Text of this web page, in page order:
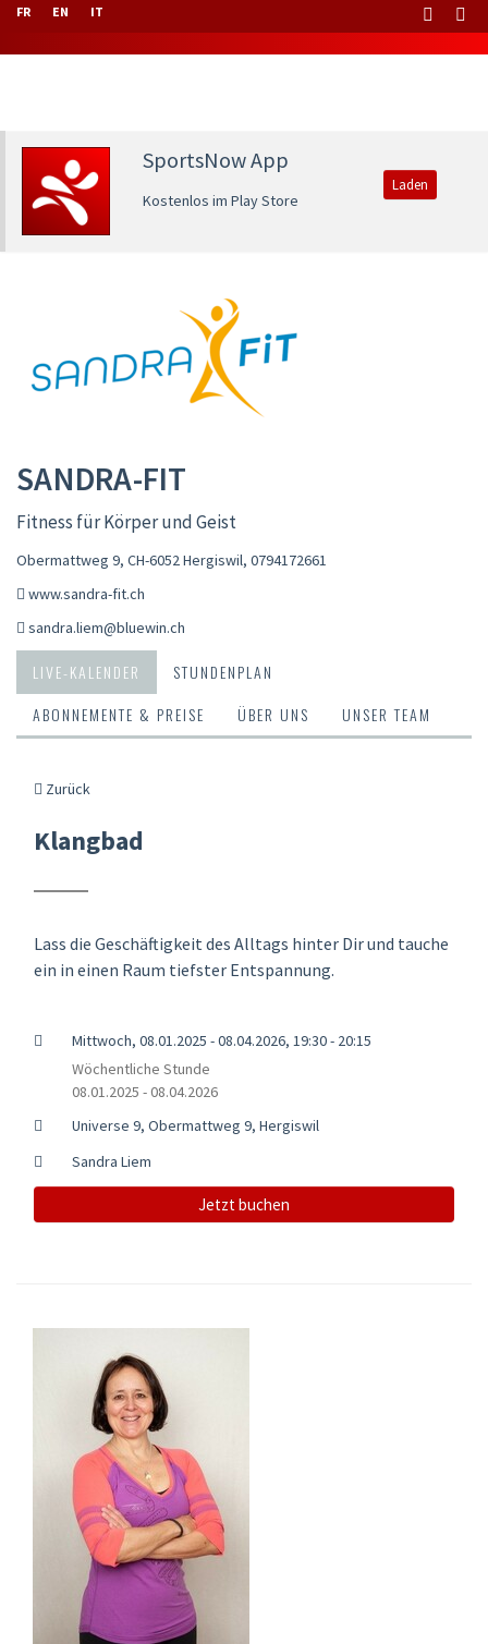
FR EN IT
SportsNow App
Kostenlos im Play Store
Laden
SANDRA-FIT
Fitness für Körper und Geist
Obermattweg 9, CH-6052 Hergiswil, 0794172661
www.sandra-fit.ch
sandra.liem@bluewin.ch
LIVE-KALENDER
STUNDENPLAN
ABONNEMENTE & PREISE
ÜBER UNS UNSER TEAM
Zurück
Klangbad
Lass die Geschäftigkeit des Alltags hinter Dir und tauche
ein in einen Raum tiefster Entspannung.
Mittwoch, 08.01.2025 - 08.04.2026, 19:30 - 20:15
Wöchentliche Stunde
08.01.2025 - 08.04.2026
Universe 9, Obermattweg 9, Hergiswil
Sandra Liem
Jetzt buchen